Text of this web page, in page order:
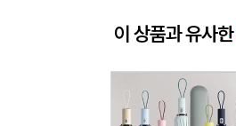
이 상품과 유사한